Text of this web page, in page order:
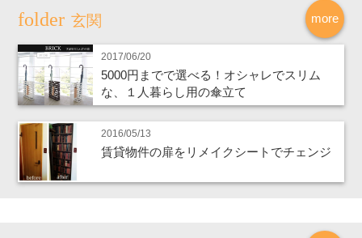
more
玄関
2017/06/20
5000円までで選べる！オシャレでスリム
な、１人暮らし用の傘立て
2016/05/13
賃貸物件の扉をリメイクシートでチェンジ